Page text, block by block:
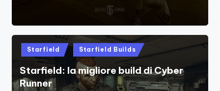
Posted
in
Starfield Starfield Builds
Starfield: la migliore build di Cyber ​​
Runner